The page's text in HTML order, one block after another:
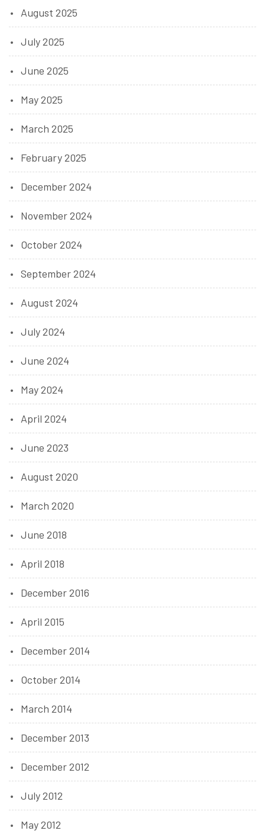
August 2025
July 2025
June 2025
May 2025
March 2025
February 2025
December 2024
November 2024
October 2024
September 2024
August 2024
July 2024
June 2024
May 2024
April 2024
June 2023
August 2020
March 2020
June 2018
April 2018
December 2016
April 2015
December 2014
October 2014
March 2014
December 2013
December 2012
July 2012
May 2012